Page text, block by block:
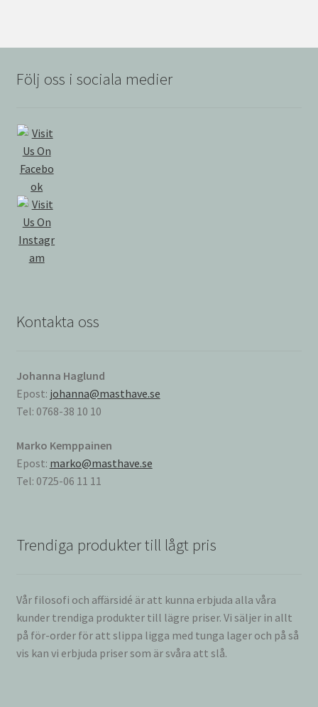
Följ oss i sociala medier
Kontakta oss
Johanna Haglund
Epost: johanna@masthave.se
Tel: 0768-38 10 10
Marko Kemppainen
Epost: marko@masthave.se
Tel: 0725-06 11 11
Trendiga produkter till lågt pris
Vår filosofi och affärsidé är att kunna erbjuda alla våra
kunder trendiga produkter till lägre priser. Vi säljer in allt
på för-order för att slippa ligga med tunga lager och på så
vis kan vi erbjuda priser som är svåra att slå.